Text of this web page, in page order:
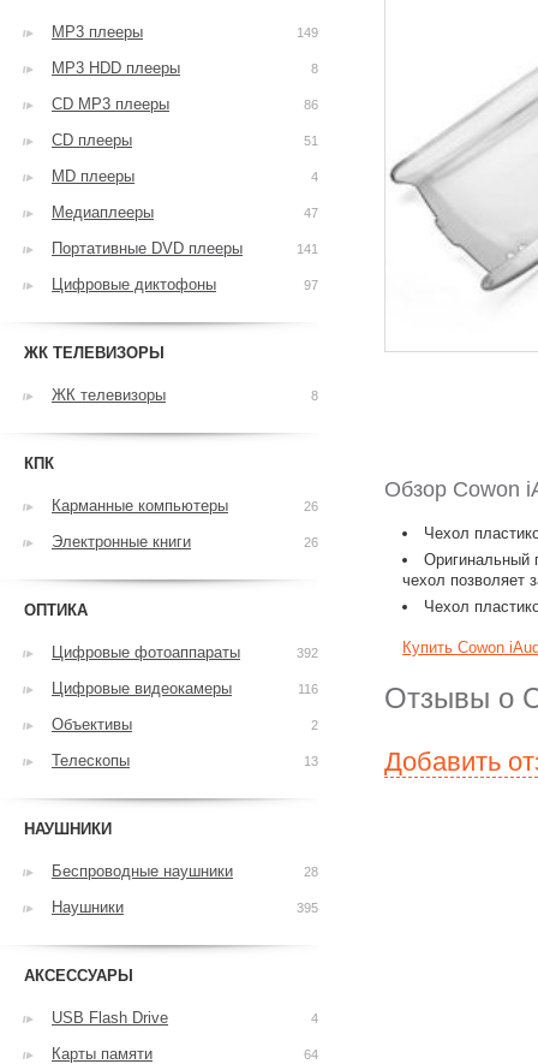
Обзор Cowon
Чехол
Оригинальный
чехол позволяет
Чехол
Купить Cowon
Отзывы о
Добавить
MP3 плееры 149
MP3 HDD плееры 8
CD MP3 плееры 86
CD плееры 51
MD плееры 4
Медиаплееры 47
Портативные DVD плееры 141
Цифровые диктофоны 97
ЖК ТЕЛЕВИЗОРЫ
ЖК телевизоры 8
КПК
Карманные компьютеры 26
Электронные книги 26
ОПТИКА
Цифровые фотоаппараты 392
Цифровые видеокамеры 116
Объективы 2
Телескопы 13
НАУШНИКИ
Беспроводные наушники 28
Наушники 395
АКСЕССУАРЫ
USB Flash Drive 4
Карты памяти 64